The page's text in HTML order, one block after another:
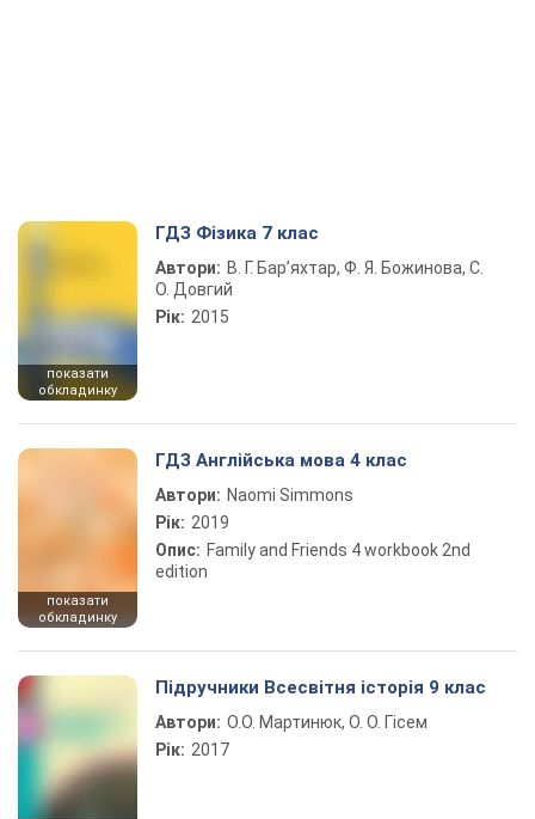
показати
обкладинку
ГДЗ Фізика 7 клас
Автори: В. Г. Бар’яхтар, Ф. Я. Божинова, С.
О. Довгий
Рік: 2015
показати
обкладинку
ГДЗ Англійська мова 4 клас
Автори: Naomi Simmons
Рік: 2019
Опис: Family and Friends 4 workbook 2nd
edition
Підручники Всесвітня історія 9 клас
Автори: О.О. Мартинюк, О. О. Гісем
Рік: 2017